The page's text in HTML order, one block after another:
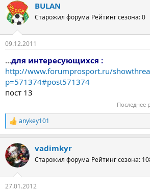
BULAN
Старожил форума Рейтинг сезона: 0
09.12.2011
...для интересующихся :
http://www.forumprosport.ru/
p=571374#post571374
пост 13
Последнее
Р
е
к
ц
и
anykey101
vadimkyr
Старожил форума Рейтинг сезона:
27.01.2012